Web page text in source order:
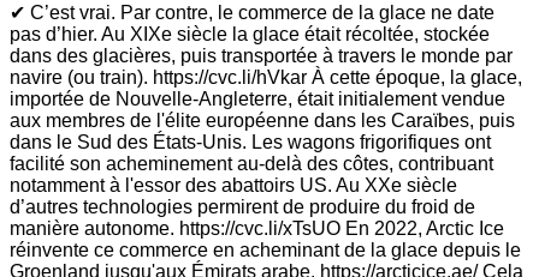
✔ C’est vrai. Par contre, le commerce de la glace ne date
pas d’hier. Au XIXe siècle la glace était récoltée, stockée
dans des glacières, puis transportée à travers le monde par
navire (ou train). https://cvc.li/hVkar À cette époque, la glace,
importée de Nouvelle-Angleterre, était initialement vendue
aux membres de l'élite européenne dans les Caraïbes, puis
dans le Sud des États-Unis. Les wagons frigorifiques ont
facilité son acheminement au-delà des côtes, contribuant
notamment à l'essor des abattoirs US. Au XXe siècle
d’autres technologies permirent de produire du froid de
manière autonome. https://cvc.li/xTsUO En 2022, Arctic Ice
réinvente ce commerce en acheminant de la glace depuis le
Groenland jusqu'aux Émirats arabe. https://arcticice.ae/ Cela